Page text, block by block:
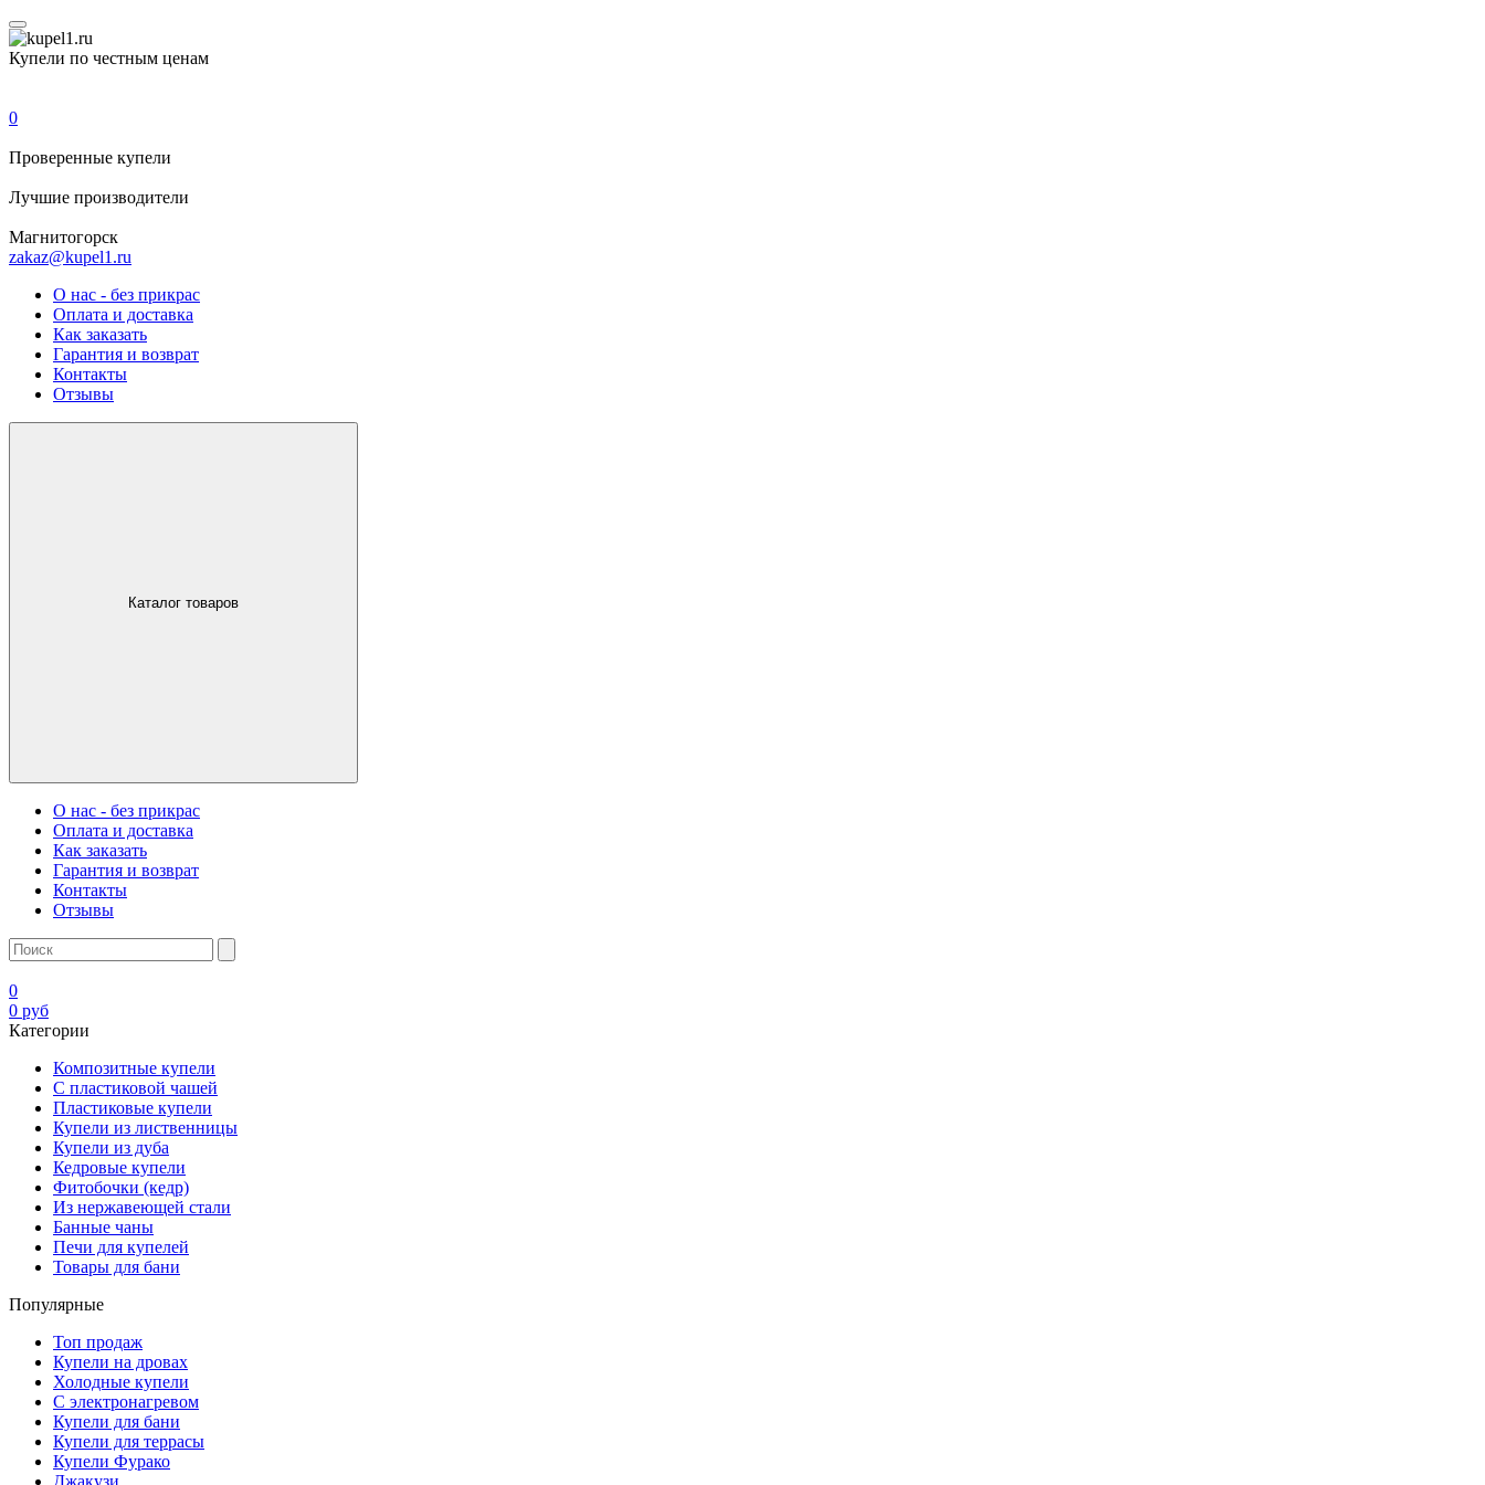
Купели по честным ценам
0
Проверенные купели
Лучшие производители
Магнитогорск
zakaz@kupel1.ru
О нас - без прикрас
Оплата и доставка
Как заказать
Гарантия и возврат
Контакты
Отзывы
Каталог товаров
О нас - без прикрас
Оплата и доставка
Как заказать
Гарантия и возврат
Контакты
Отзывы
0
0 руб
Категории
Композитные купели
С пластиковой чашей
Пластиковые купели
Купели из лиственницы
Купели из дуба
Кедровые купели
Фитобочки (кедр)
Из нержавеющей стали
Банные чаны
Печи для купелей
Товары для бани
Популярные
Топ продаж
Купели на дровах
Холодные купели
С электронагревом
Купели для бани
Купели для террасы
Купели Фурако
Джакузи